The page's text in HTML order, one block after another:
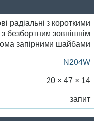
радіальні з короткими
безбортним зовнішнім
запірними шайбами
N204W
20 × 47 × 14
запит